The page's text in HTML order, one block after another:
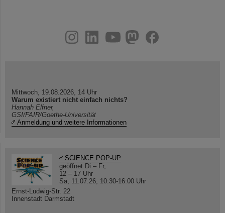
youtube
helmholtz.social
facebook
Mittwoch, 19.08.2026, 14 Uhr
Warum existiert nicht einfach nichts?
Hannah Elfner,
GSI/FAIR/Goethe-Universität
Anmeldung und weitere Informationen
SCIENCE POP-UP
geöffnet Di – Fr,
12 – 17 Uhr
Sa, 11.07.26, 10:30-16:00 Uhr
Ernst-Ludwig-Str. 22
Innenstadt Darmstadt